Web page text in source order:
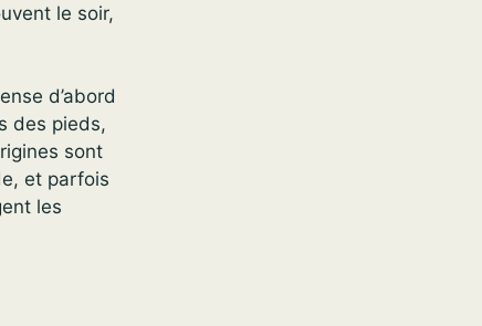
le soir,
d’abord
des pieds,
sont
et parfois
les